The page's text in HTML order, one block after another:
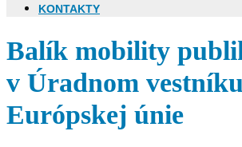
KONTAKTY
Balík mobility
v Úradnom vestníku
Európskej únie